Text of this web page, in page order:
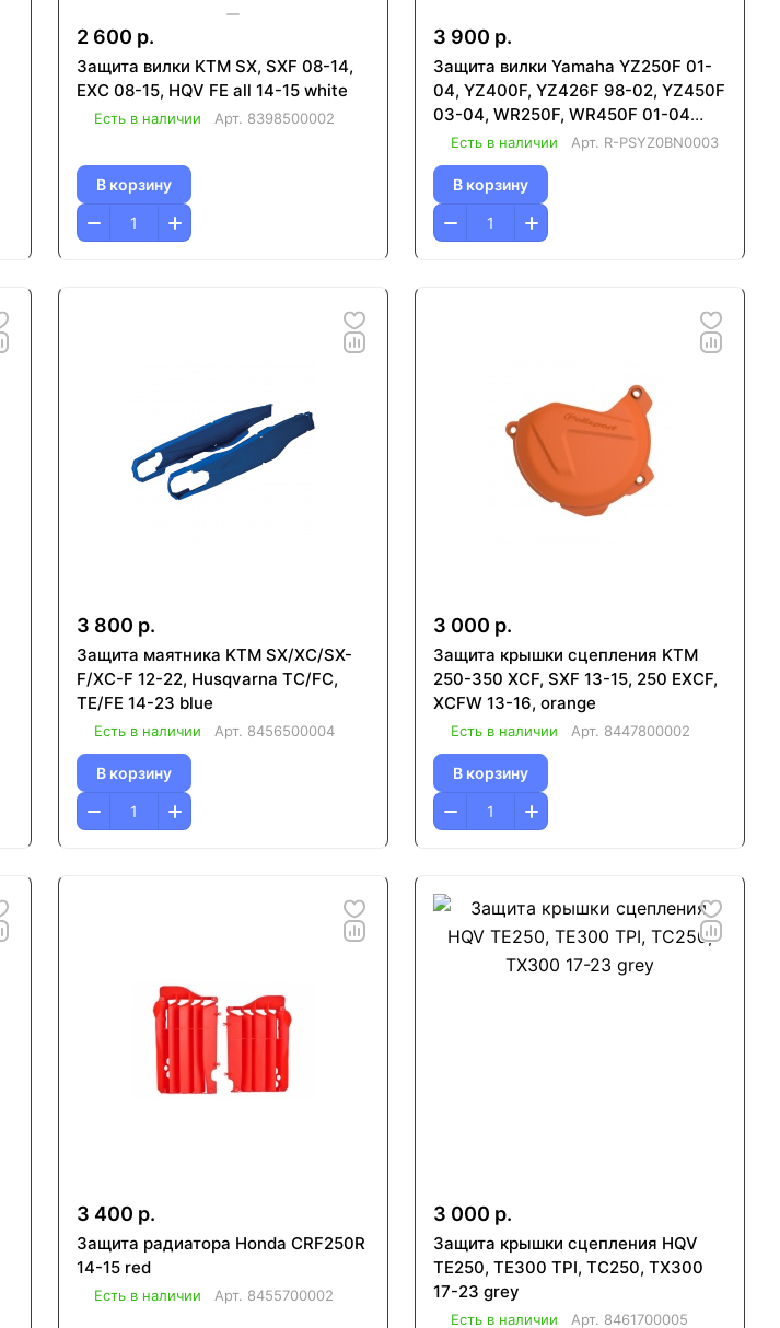
2 600 р.
Защита вилки KTM SX, SXF 08-14,
EXC 08-15, HQV FE all 14-15 white
Есть в наличии Арт. 8398500002
В корзину
3 900 р.
Защита вилки Yamaha YZ250F 01-
04, YZ400F, YZ426F 98-02, YZ450F
03-04, WR250F, WR450F 01-04
white
Есть в наличии Арт. R-PSYZ0BN0003
В корзину
3 800 р.
Защита маятника KTM SX/XC/SX-
F/XC-F 12-22, Husqvarna TC/FC,
TE/FE 14-23 blue
Есть в наличии Арт. 8456500004
В корзину
3 000 р.
Защита крышки сцепления KTM
250-350 XCF, SXF 13-15, 250 EXCF,
XCFW 13-16, orange
Есть в наличии Арт. 8447800002
В корзину
3 400 р.
Защита радиатора Honda CRF250R
14-15 red
Есть в наличии Арт. 8455700002
3 000 р.
Защита крышки сцепления HQV
TE250, TE300 TPI, TC250, TX300
17-23 grey
Есть в наличии Арт. 8461700005